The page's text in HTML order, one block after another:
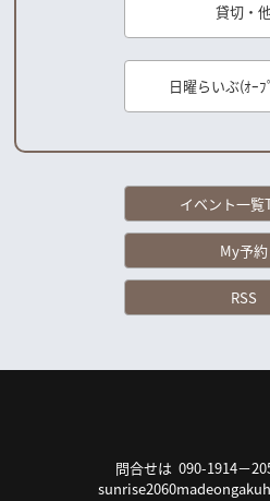
貸切・
日曜らいぶ(ｵｰﾌ
イベント一覧
My予約
RSS
問合せは 090-1914－